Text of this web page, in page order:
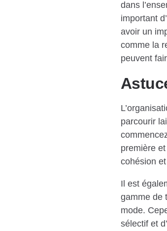
dans
important
avoir un
comme la
peuvent
parcourir
première
cohésion
Il est
gamme de
mode.
sélectif et